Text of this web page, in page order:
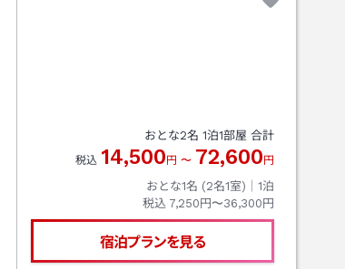
おとな2名 1泊1部屋 合計
税込 14,500 円 〜 72,600 円
おとな1名 (2名1室)｜ 1泊
税込 7,250円〜36,300円
宿泊プランを見る